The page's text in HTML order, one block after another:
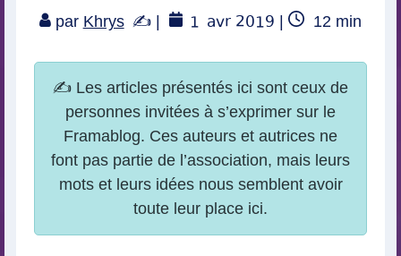
par Khrys | 1 avr 2019 |
Temps
12 min